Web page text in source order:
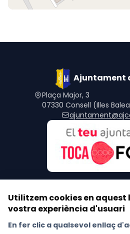
Ajuntament
Plaça Major, 3
07330 Consell (Illes
Utilitzem cookies en aquest
vostra experiència d'usuari
En fer clic a qualsevol enllaç